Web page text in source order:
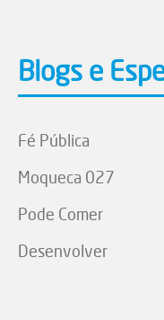
Blogs e
Fé Pública
Moqueca 027
Pode Comer
Desenvolver